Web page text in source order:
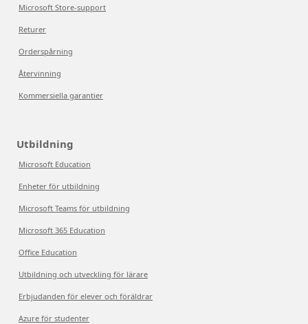
Microsoft Store-support
Returer
Orderspårning
Återvinning
Kommersiella garantier
Utbildning
Microsoft Education
Enheter för utbildning
Microsoft Teams för utbildning
Microsoft 365 Education
Office Education
Utbildning och utveckling för lärare
Erbjudanden för elever och föräldrar
Azure för studenter